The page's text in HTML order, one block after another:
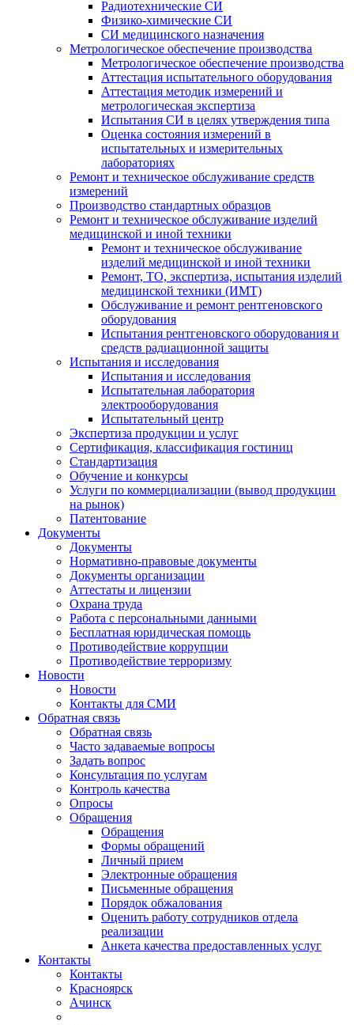
Радиотехнические СИ
Физико-химические СИ
СИ медицинского назначения
Метрологическое обеспечение производства
Метрологическое обеспечение производства
Аттестация испытательного оборудования
Аттестация методик измерений и
метрологическая экспертиза
Испытания СИ в целях утверждения типа
Оценка состояния измерений в
испытательных и измерительных
лабораториях
Ремонт и техническое обслуживание средств
измерений
Производство стандартных образцов
Ремонт и техническое обслуживание изделий
медицинской и иной техники
Ремонт и техническое обслуживание
изделий медицинской и иной техники
Ремонт, ТО, экспертиза, испытания изделий
медицинской техники (ИМТ)
Обслуживание и ремонт рентгеновского
оборудования
Испытания рентгеновского оборудования и
средств радиационной защиты
Испытания и исследования
Испытания и исследования
Испытательная лаборатория
электрооборудования
Испытательный центр
Экспертиза продукции и услуг
Сертификация, классификация гостиниц
Стандартизация
Обучение и конкурсы
Услуги по коммерциализации (вывод продукции
на рынок)
Патентование
Документы
Документы
Нормативно-правовые документы
Документы организации
Аттестаты и лицензии
Охрана труда
Работа с персональными данными
Бесплатная юридическая помощь
Противодействие коррупции
Противодействие терроризму
Новости
Новости
Контакты для СМИ
Обратная связь
Обратная связь
Часто задаваемые вопросы
Задать вопрос
Консультация по услугам
Контроль качества
Опросы
Обращения
Обращения
Формы обращений
Личный прием
Электронные обращения
Письменные обращения
Порядок обжалования
Оценить работу сотрудников отдела
реализации
Анкета качества предоставленных услуг
Контакты
Контакты
Красноярск
Ачинск